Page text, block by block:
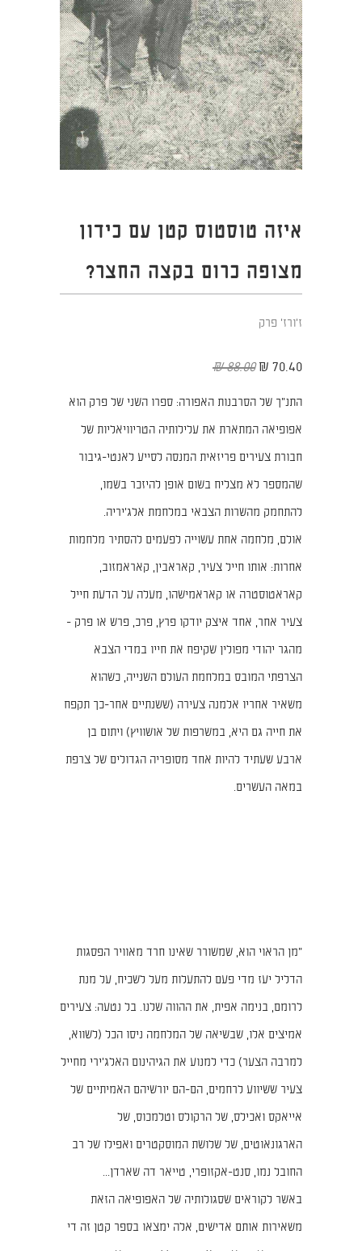
איזה טוסטוס קטן עם כידון
מצופה כרום בקצה החצר?
ז'ורז' פרק
70.40 ₪
88.00 ₪
התנ"ך של הסרבנות האפורה: ספרו השני של פרק הוא
אפופיאה המתארת את עלילותיה הטריוויאליות של
חבורת צעירים פריזאית המנסה לסייע לאנטי-גיבור
שהמספר לא מצליח בשום אופן להיזכר בשמו,
להתחמק מהשרות הצבאי במלחמת אלג'יריה.
אולם, מלחמה אחת עשוייה לפעמים להסתיר מלחמות
אחרות: אותו חייל צעיר, קאראבין, קאראמזוב,
קאראטוסטרה או קאראמישהו, מעלה על הדעת חייל
צעיר אחר, אחד איצק יודקו פרץ, פרכ, פרש או פרק -
מהגר יהודי מפולין שקיפח את חייו במדי הצבא
הצרפתי המובס במלחמת העולם השנייה, כשהוא
משאיר אחריו אלמנה צעירה (ששנתיים אחר-כך תקפח
את חייה גם היא, במשרפות של אושוויץ) ויתום בן
ארבע שעתיד להיות אחד מסופריה הגדולים של צרפת
במאה העשרים.
"מן הראוי הוא, שמשורר שאינו חרד מאוויר הפסגות
הדליל יעז מדי פעם להתעלות מעל לשכיח, על מנת
לרומם, בנימה אפית, את ההווה שלנו. בל נטעה: צעירים
אמיצים אלו, שבשיאה של המלחמה ניסו הכל (לשווא,
למרבה הצער) כדי למנוע את הגיהינום האלג'ירי מחייל
צעיר ששיווע לרחמים, הם-הם יורשיהם האמיתיים של
אייאקס ואכילס, של הרקולס וטלמכוס, של
הארגונאוטים, של שלושת המוסקטרים ואפילו של רב
החובל נמו, סנט-אקזופרי, טייאר דה שארדן...
באשר לקוראים שסגולותיה של האפופיאה הזאת
משאירות אותם אדישים, אלה ימצאו בספר קטן זה די